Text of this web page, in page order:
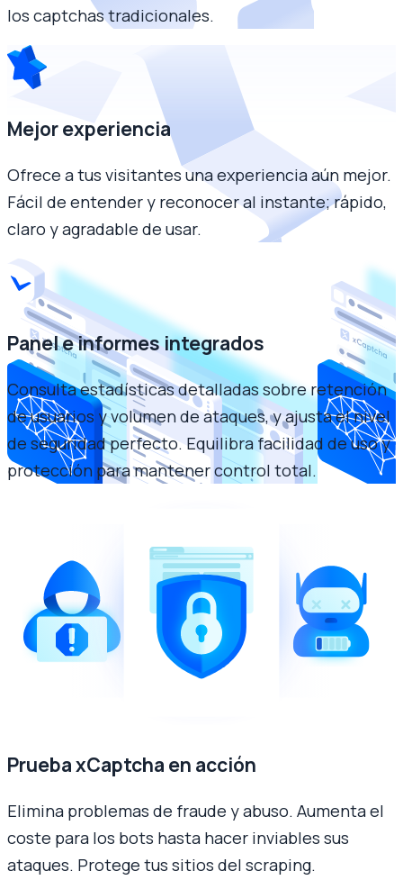
los captchas tradicionales.
Mejor experiencia
Ofrece a tus visitantes una experiencia aún mejor.
Fácil de entender y reconocer al instante; rápido,
claro y agradable de usar.
Panel e informes integrados
Consulta estadísticas detalladas sobre retención
de usuarios y volumen de ataques, y ajusta el nivel
de seguridad perfecto. Equilibra facilidad de uso y
protección para mantener control total.
Prueba xCaptcha en acción
Elimina problemas de fraude y abuso. Aumenta el
coste para los bots hasta hacer inviables sus
ataques. Protege tus sitios del scraping.